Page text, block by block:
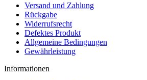
Versand und Zahlung
Rückgabe
Widerrufsrecht
Defektes Produkt
Allgemeine Bedingungen
Gewährleistung
Informationen